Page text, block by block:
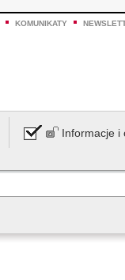
KOMUNIKATY
Informacje i